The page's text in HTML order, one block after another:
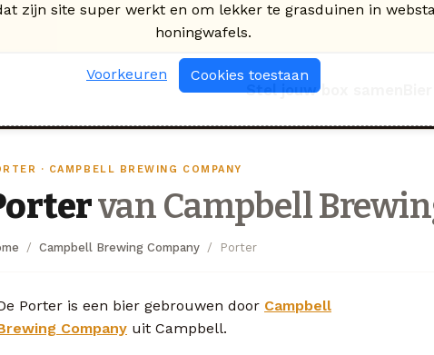
Stel jouw box samen
· CAMPBELL BREWING COMPANY
van Campbell
Campbell Brewing Company Porter
Porter is een bier gebrouwen door Campbell
Company uit Campbell.
zijn site super werkt en om lekker te grasduinen in
honingwafels.
Voorkeuren Cookies toestaan